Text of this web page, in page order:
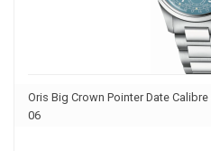
Oris Big Crown Pointer Date
06